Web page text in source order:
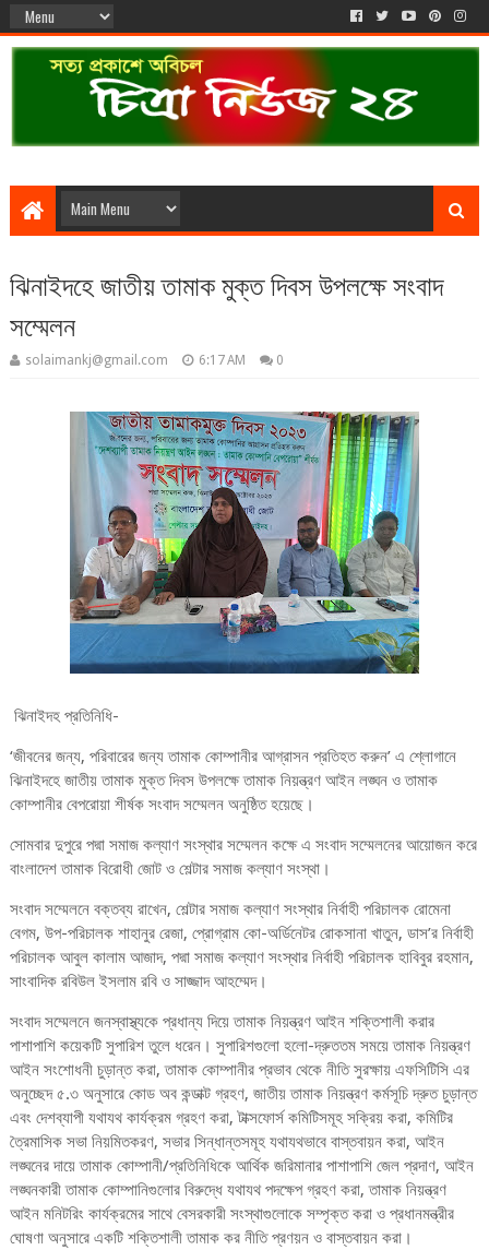
ঝিনাইদহে জাতীয় তামাক মুক্ত দিবস উপলক্ষে সংবাদ
সম্মেলন
solaimankj@gmail.com 6:17 AM 0
ঝিনাইদহ প্রতিনিধি-
‘জীবনের জন্য, পরিবারের জন্য তামাক কোম্পানীর আগ্রাসন প্রতিহত করুন’ এ শ্লোগানে
ঝিনাইদহে জাতীয় তামাক মুক্ত দিবস উপলক্ষে তামাক নিয়ন্ত্রণ আইন লঙ্ঘন ও তামাক
কোম্পানীর বেপরোয়া শীর্ষক সংবাদ সম্মেলন অনুষ্ঠিত হয়েছে।
সোমবার দুপুরে পদ্মা সমাজ কল্যাণ সংস্থার সম্মেলন কক্ষে এ সংবাদ সম্মেলনের আয়োজন করে
বাংলাদেশ তামাক বিরোধী জোট ও শেল্টার সমাজ কল্যাণ সংস্থা।
সংবাদ সম্মেলনে বক্তব্য রাখেন, শেল্টার সমাজ কল্যাণ সংস্থার নির্বাহী পরিচালক রোমেনা
বেগম, উপ-পরিচালক শাহানুর রেজা, প্রোগ্রাম কো-অর্ডিনেটর রোকসানা খাতুন, ডাস’র নির্বাহী
পরিচালক আবুল কালাম আজাদ, পদ্মা সমাজ কল্যাণ সংস্থার নির্বাহী পরিচালক হাবিবুর রহমান,
সাংবাদিক রবিউল ইসলাম রবি ও সাজ্জাদ আহম্মেদ।
সংবাদ সম্মেলনে জনস্বাস্থ্যকে প্রধান্য দিয়ে তামাক নিয়ন্ত্রণ আইন শক্তিশালী করার
পাশাপাশি কয়েকটি সুপারিশ তুলে ধরেন। সুপারিশগুলো হলো-দ্রুততম সময়ে তামাক নিয়ন্ত্রণ
আইন সংশোধনী চুড়ান্ত করা, তামাক কোম্পানীর প্রভাব থেকে নীতি সুরক্ষায় এফসিটিসি এর
অনুচ্ছেদ ৫.৩ অনুসারে কোড অব কন্ডাক্ট গ্রহণ, জাতীয় তামাক নিয়ন্ত্রণ কর্মসূচি দ্রুত চুড়ান্ত
এবং দেশব্যাপী যথাযথ কার্যক্রম গ্রহণ করা, টাক্সফোর্স কমিটিসমূহ সক্রিয় করা, কমিটির
ত্রৈমাসিক সভা নিয়মিতকরণ, সভার সিন্ধান্তসমূহ যথাযথভাবে বাস্তবায়ন করা, আইন
লঙ্ঘনের দায়ে তামাক কোম্পানী/প্রতিনিধিকে আর্থিক জরিমানার পাশাপাশি জেল প্রদাণ, আইন
লঙ্ঘনকারী তামাক কোম্পানিগুলোর বিরুদ্ধে যথাযথ পদক্ষেপ গ্রহণ করা, তামাক নিয়ন্ত্রণ
আইন মনিটরিং কার্যক্রমের সাথে বেসরকারী সংস্থাগুলোকে সম্পৃক্ত করা ও প্রধানমন্ত্রীর
ঘোষণা অনুসারে একটি শক্তিশালী তামাক কর নীতি প্রণয়ন ও বাস্তবায়ন করা।